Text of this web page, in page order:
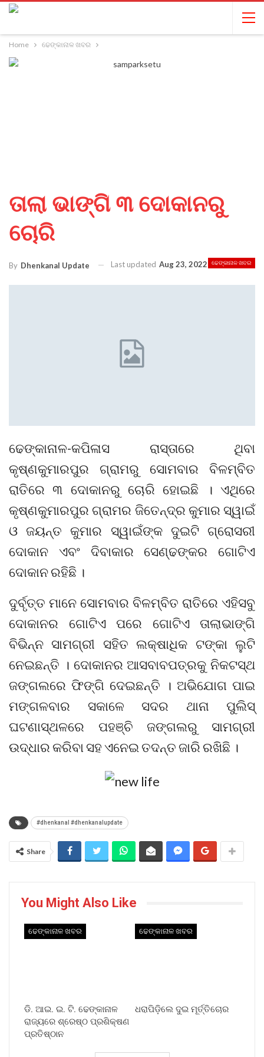
Home ଢେଙ୍କାନାଳ ଖବର
ତାଲା ଭାଙ୍ଗି ୩ ଦୋକାନରୁ
ଚୋରି
ଢେଙ୍କାନାଳ ଖବର
By Dhenkanal Update Last updated Aug 23, 2022
ଢେଙ୍କାନାଳ-କପିଳାସ ରାସ୍ତାରେ ଥିବା
କୃଷ୍ଣକୁମାରପୁର ଗ୍ରାମରୁ ସୋମବାର ବିଳମ୍ବିତ
ରାତିରେ ୩ ଦୋକାନରୁ ଚୋରି ହୋଇଛି । ଏଥିରେ
କୃଷ୍ଣକୁମାରପୁର ଗ୍ରାମର ଜିତେନ୍ଦ୍ର କୁମାର ସ୍ୱାଇଁ
ଓ ଜୟନ୍ତ କୁମାର ସ୍ୱାଇଁଙ୍କ ଦୁଇଟି ଗ୍ରୋସରୀ
ଦୋକାନ ଏବଂ ଦିବାକାର ସେଣ୍ଢଙ୍କର ଗୋଟିଏ
ଦୋକାନ ରହିଛି ।
ଦୁର୍ବୃତ୍ତ ମାନେ ସୋମବାର ବିଳମ୍ବିତ ରାତିରେ ଏହିସବୁ
ଦୋକାନର ଗୋଟିଏ ପରେ ଗୋଟିଏ ତାଲାଭାଙ୍ଗି
ବିଭିନ୍ନ ସାମଗ୍ରୀ ସହିତ ଲକ୍ଷାଧିକ ଟଙ୍କା ଲୁଟି
ନେଇଛନ୍ତି । ଦୋକାନର ଆସବାବପତ୍ରକୁ ନିକଟସ୍ଥ
ଜଙ୍ଗଲରେ ଫିଙ୍ଗି ଦେଇଛନ୍ତି । ଅଭିଯୋଗ ପାଇ
ମଙ୍ଗଳବାର ସକାଳେ ସଦର ଥାନା ପୁଲିସ୍
ଘଟଣାସ୍ଥଳରେ ପହଞ୍ଚି ଜଙ୍ଗଲରୁ ସାମଗ୍ରୀ
ଉଦ୍ଧାର କରିବା ସହ ଏନେଇ ତଦନ୍ତ ଜାରି ରଖିଛି ।
#dhenkanal #dhenkanalupdate
Share
You Might Also Like
ଢେଙ୍କାନାଳ ଖବର
ଡି. ଆଇ. ଇ. ଟି. ଢେଙ୍କାନାଳ
ରାଜ୍ୟରେ ଶ୍ରେଷ୍ଠ ପ୍ରଶିକ୍ଷଣ
ପ୍ରତିଷ୍ଠାନ
ଢେଙ୍କାନାଳ ଖବର
ଧରାପିଡ଼ିଲେ ଦୁଇ ମୂର୍ତ୍ତିଚୋର